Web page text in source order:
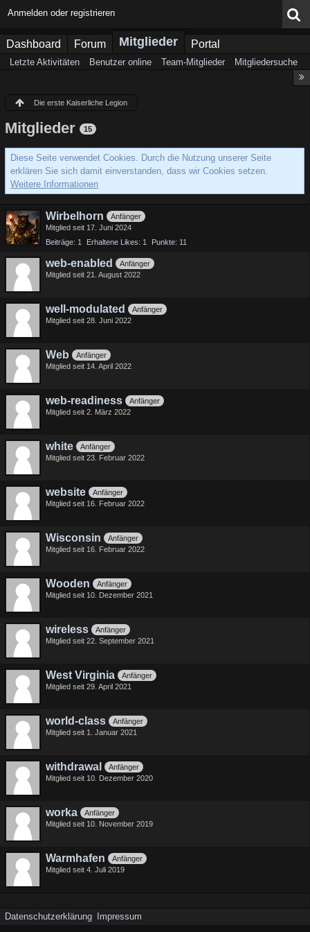
Anmelden oder registrieren
Dashboard Forum Mitglieder Portal
Letzte Aktivitäten Benutzer online Team-Mitglieder Mitgliedersuche
Die erste Kaiserliche Legion
Mitglieder 15
Diese Seite verwendet Cookies. Durch die Nutzung unserer Seite
erklären Sie sich damit einverstanden, dass wir Cookies setzen.
Weitere Informationen
Wirbelhorn
Anfänger
Mitglied seit 17. Juni 2024
Beiträge 1 Erhaltene Likes 1 Punkte 11
web-enabled
Anfänger
Mitglied seit 21. August 2022
well-modulated
Anfänger
Mitglied seit 28. Juni 2022
Web
Anfänger
Mitglied seit 14. April 2022
web-readiness
Anfänger
Mitglied seit 2. März 2022
white
Anfänger
Mitglied seit 23. Februar 2022
website
Anfänger
Mitglied seit 16. Februar 2022
Wisconsin
Anfänger
Mitglied seit 16. Februar 2022
Wooden
Anfänger
Mitglied seit 10. Dezember 2021
wireless
Anfänger
Mitglied seit 22. September 2021
West Virginia
Anfänger
Mitglied seit 29. April 2021
world-class
Anfänger
Mitglied seit 1. Januar 2021
withdrawal
Anfänger
Mitglied seit 10. Dezember 2020
worka
Anfänger
Mitglied seit 10. November 2019
Warmhafen
Anfänger
Mitglied seit 4. Juli 2019
Datenschutzerklärung Impressum